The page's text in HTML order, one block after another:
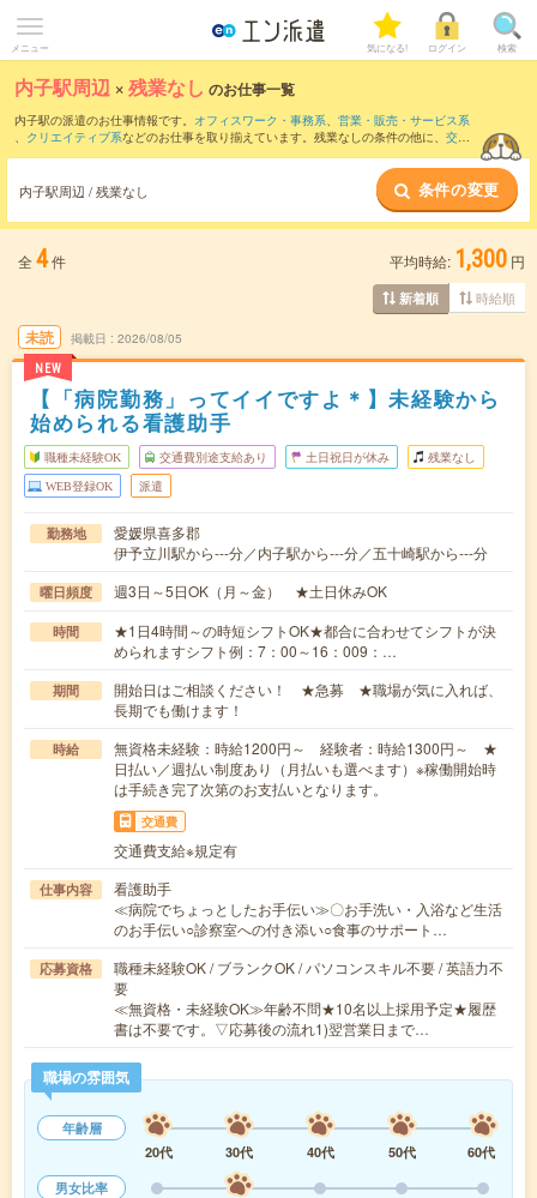
メニュー 気になる! ログイン 検索
内子駅周辺 ×残業なし のお仕事一覧
内子駅の派遣のお仕事情報です。 オフィスワーク・事務系、 営業・販売・サービス系
、 クリエイティブ系などのお仕事を取り揃えています。残業なしの条件の他に、 交通
内子駅周辺 / 残業なし 条件の変更
全 4件 平均時給: 1,300 円
新着順 時給順
未読
NEW
掲載日 2026/08/05
【「病院勤務」ってイイですよ＊】未経験から
始められる看護助手
職種未経験OK 交通費別途支給あり 土日祝日が休み 残業なし
WEB登録OK 派遣
勤務地
愛媛県喜多郡
伊予立川駅から---分／内子駅から---分／五十崎駅から---分
曜日頻度 週3日～5日OK（月～金） ★土日休みOK
時間
★1日4時間～の時短シフトOK★都合に合わせてシフトが決
められますシフト例：7：00～16：009：…
期間
開始日はご相談ください！ ★急募 ★職場が気に入れば、
長期でも働けます！
時給
無資格未経験：時給1200円～ 経験者：時給1300円～ ★
日払い／週払い制度あり（月払いも選べます）※稼働開始時
は手続き完了次第のお支払いとなります。
交通費
交通費支給※規定有
仕事内容
看護助手
≪病院でちょっとしたお手伝い≫〇お手洗い・入浴など生活
のお手伝い○診察室への付き添い○食事のサポート…
応募資格
職種未経験OK / ブランクOK / パソコンスキル不要 / 英語力不
要
≪無資格・未経験OK≫年齢不問★10名以上採用予定★履歴
書は不要です。▽応募後の流れ1)翌営業日まで…
職場の雰囲気
年齢層
20代
30代 40代 50代
60代
男女比率